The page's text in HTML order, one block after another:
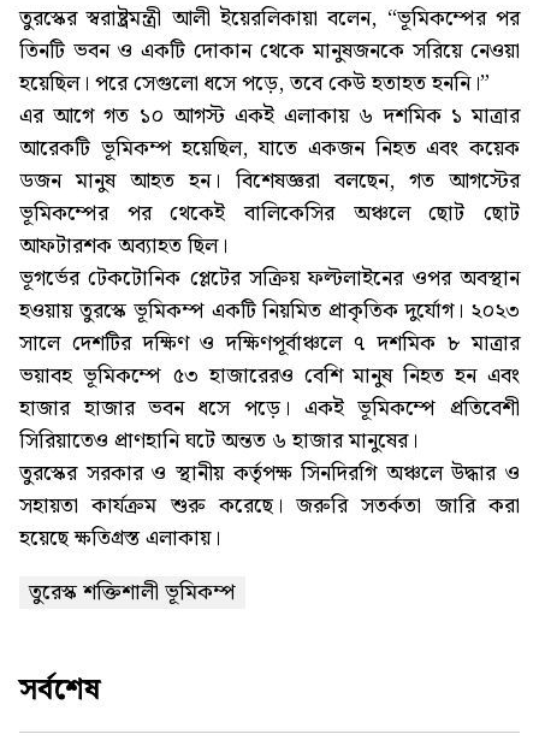
তুরস্কের স্বরাষ্ট্রমন্ত্রী আলী ইয়েরলিকায়া বলেন, “ভূমিকম্পের পর
তিনটি ভবন ও একটি দোকান থেকে মানুষজনকে সরিয়ে নেওয়া
হয়েছিল। পরে সেগুলো ধসে পড়ে, তবে কেউ হতাহত হননি।”
এর আগে গত ১০ আগস্ট একই এলাকায় ৬ দশমিক ১ মাত্রার
আরেকটি ভূমিকম্প হয়েছিল, যাতে একজন নিহত এবং কয়েক
ডজন মানুষ আহত হন। বিশেষজ্ঞরা বলছেন, গত আগস্টের
ভূমিকম্পের পর থেকেই বালিকেসির অঞ্চলে ছোট ছোট
আফটারশক অব্যাহত ছিল।
ভূগর্ভের টেকটোনিক প্লেটের সক্রিয় ফল্টলাইনের ওপর অবস্থান
হওয়ায় তুরস্কে ভূমিকম্প একটি নিয়মিত প্রাকৃতিক দুর্যোগ। ২০২৩
সালে দেশটির দক্ষিণ ও দক্ষিণপূর্বাঞ্চলে ৭ দশমিক ৮ মাত্রার
ভয়াবহ ভূমিকম্পে ৫৩ হাজারেরও বেশি মানুষ নিহত হন এবং
হাজার হাজার ভবন ধসে পড়ে। একই ভূমিকম্পে প্রতিবেশী
সিরিয়াতেও প্রাণহানি ঘটে অন্তত ৬ হাজার মানুষের।
তুরস্কের সরকার ও স্থানীয় কর্তৃপক্ষ সিনদিরগি অঞ্চলে উদ্ধার ও
সহায়তা কার্যক্রম শুরু করেছে। জরুরি সতর্কতা জারি করা
হয়েছে ক্ষতিগ্রস্ত এলাকায়।
তুরেস্ক শক্তিশালী ভূমিকম্প
সর্বশেষ